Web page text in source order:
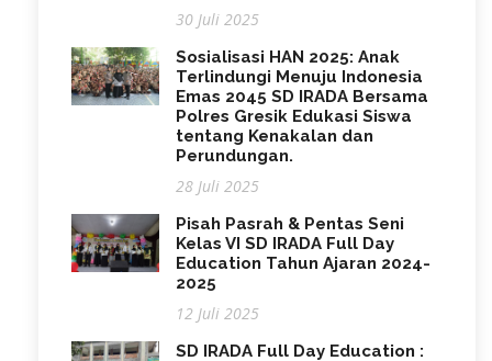
30 Juli 2025
Sosialisasi HAN 2025: Anak
Terlindungi Menuju Indonesia
Emas 2045 SD IRADA Bersama
Polres Gresik Edukasi Siswa
tentang Kenakalan dan
Perundungan.
28 Juli 2025
Pisah Pasrah & Pentas Seni
Kelas VI SD IRADA Full Day
Education Tahun Ajaran 2024-
2025
12 Juli 2025
SD IRADA Full Day Education :